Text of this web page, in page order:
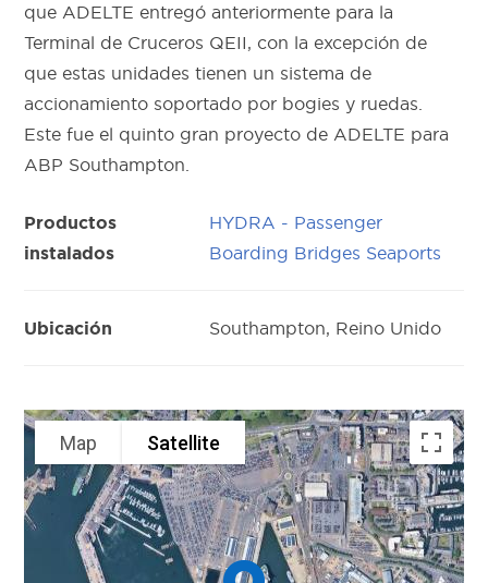
Map Satellite
que ADELTE entregó anteriormente para la
Terminal de Cruceros QEII, con la excepción de
que estas unidades tienen un sistema de
accionamiento soportado por bogies y ruedas.
Este fue el quinto gran proyecto de ADELTE para
ABP Southampton.
Productos
instalados
HYDRA - Passenger
Boarding Bridges Seaports
Ubicación Southampton, Reino Unido